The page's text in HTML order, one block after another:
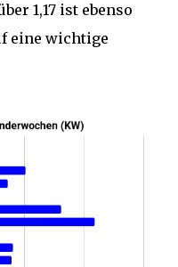
1,17 ist ebenso
eine wichtige